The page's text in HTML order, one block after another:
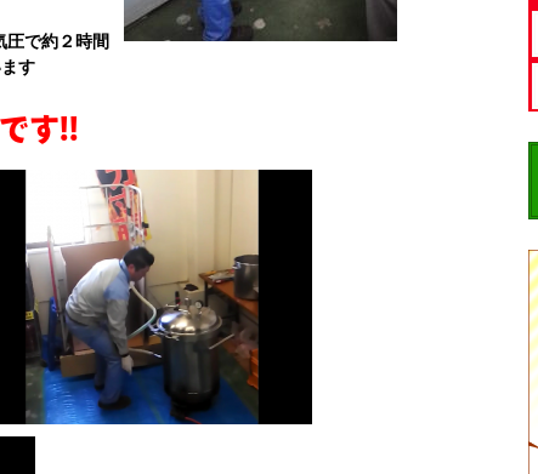
圧で約２時間
す
す!!